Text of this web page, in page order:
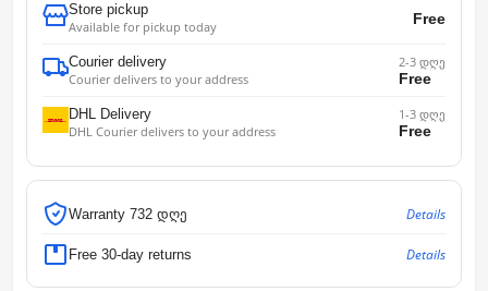
Store pickup
Available for pickup today
Free
Courier delivery
Courier delivers to your address
2-3 დღე
Free
DHL Delivery
DHL Courier delivers to your address
1-3 დღე
Free
Warranty 732 დღე Details
Free 30-day returns Details